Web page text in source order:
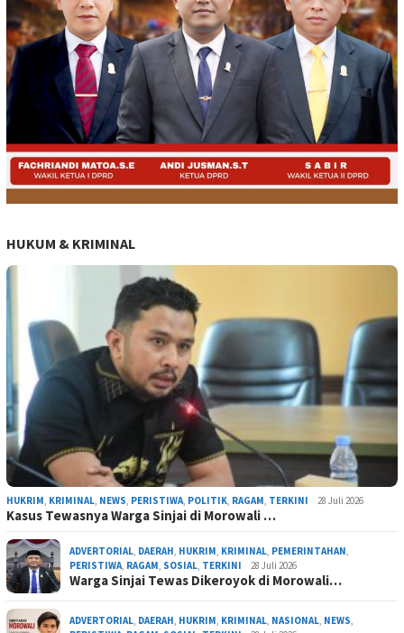
HUKUM & KRIMINAL
HUKRIM KRIMINAL NEWS PERISTIWA POLITIK RAGAM TERKINI 28 Juli 2026
Kasus Tewasnya Warga Sinjai di Morowali …
ADVERTORIAL DAERAH HUKRIM KRIMINAL PEMERINTAHAN
PERISTIWA RAGAM SOSIAL TERKINI 28 Juli 2026
Warga Sinjai Tewas Dikeroyok di Morowali…
ADVERTORIAL DAERAH HUKRIM KRIMINAL NASIONAL NEWS